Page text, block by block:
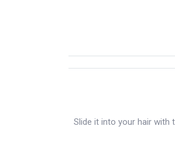
Slide it into your hair with